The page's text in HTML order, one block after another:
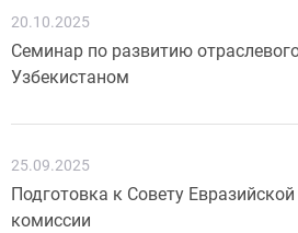
20.10.2025
Семинар по развитию
Узбекистаном
25.09.2025
Подготовка к Совету
комиссии